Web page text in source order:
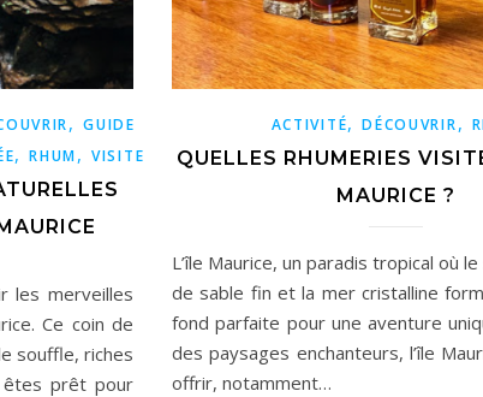
,GUIDE
,RHUM,VISITE
les merveilles
Ce coin de
souffle, riches
êtes prêt pour
ACTIVITÉ,DÉCOUVRIR,
QUELLES RHUMERIES
MAURICE ?
L’île Maurice, un paradis tropical où
de sable fin et la mer cristalline
fond parfaite pour une aventure
des paysages enchanteurs, l’île
offrir, notamment…